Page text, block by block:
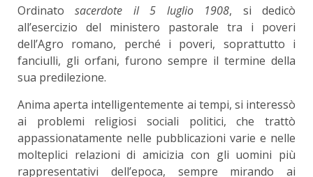
Ordinatosacerdote il 5 luglio 1908, si dedicò
all’esercizio del ministero pastorale tra i poveri
dell’Agro romano, perché i poveri, soprattutto i
fanciulli, gli orfani, furono sempre il termine della
sua predilezione.
Anima aperta intelligentemente ai tempi, si interessò
ai problemi religiosi sociali politici, che trattò
appassionatamente nelle pubblicazioni varie e nelle
molteplici relazioni di amicizia con gli uomini più
rappresentativi dell’epoca, sempre mirando ai